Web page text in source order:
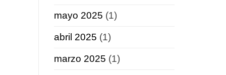
mayo 2025 (1)
abril 2025 (1)
marzo 2025 (1)